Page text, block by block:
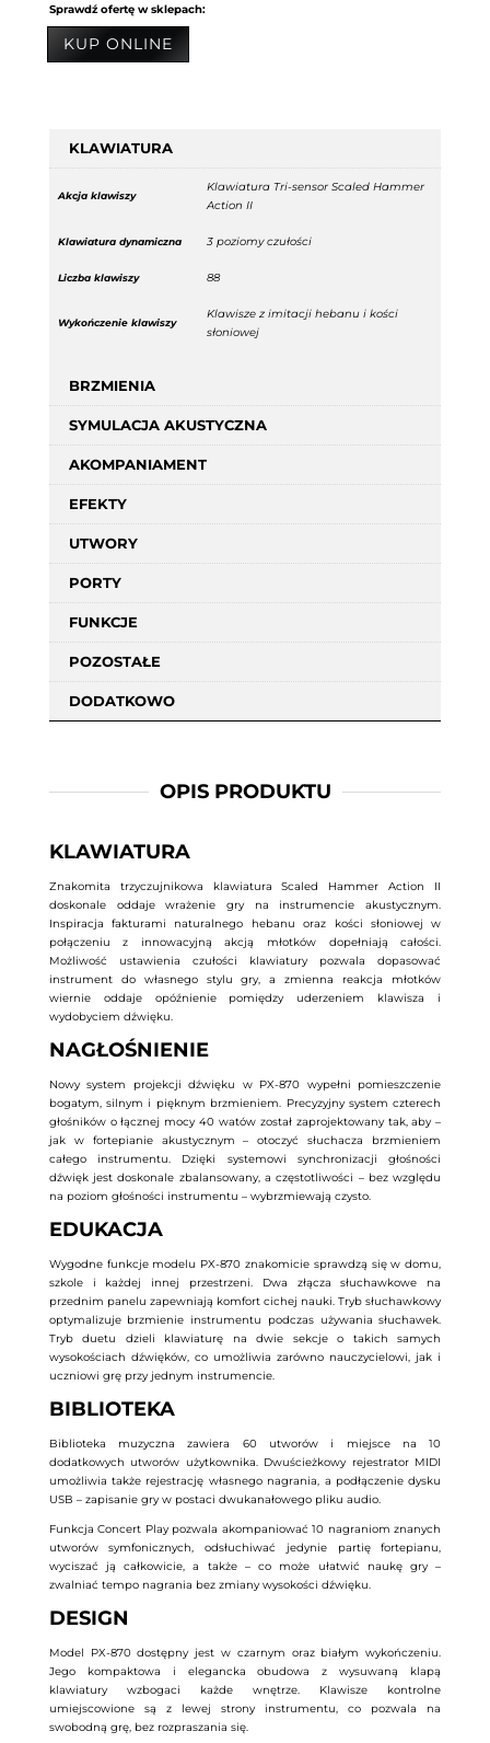
Sprawdź ofertę w sklepach:
KUP ONLINE
KLAWIATURA
Akcja klawiszy
Klawiatura Tri-sensor Scaled Hammer
Action II
Klawiatura dynamiczna 3 poziomy czułości
Liczba klawiszy 88
Wykończenie klawiszy
Klawisze z imitacji hebanu i kości
słoniowej
BRZMIENIA
SYMULACJA AKUSTYCZNA
AKOMPANIAMENT
EFEKTY
UTWORY
PORTY
FUNKCJE
POZOSTAŁE
DODATKOWO
OPIS PRODUKTU
KLAWIATURA
Znakomita trzyczujnikowa klawiatura Scaled Hammer Action II
doskonale oddaje wrażenie gry na instrumencie akustycznym.
Inspiracja fakturami naturalnego hebanu oraz kości słoniowej w
połączeniu z innowacyjną akcją młotków dopełniają całości.
Możliwość ustawienia czułości klawiatury pozwala dopasować
instrument do własnego stylu gry, a zmienna reakcja młotków
wiernie oddaje opóźnienie pomiędzy uderzeniem klawisza i
wydobyciem dźwięku.
NAGŁOŚNIENIE
Nowy system projekcji dźwięku w PX-870 wypełni pomieszczenie
bogatym, silnym i pięknym brzmieniem. Precyzyjny system czterech
głośników o łącznej mocy 40 watów został zaprojektowany tak, aby –
jak w fortepianie akustycznym – otoczyć słuchacza brzmieniem
całego instrumentu. Dzięki systemowi synchronizacji głośności
dźwięk jest doskonale zbalansowany, a częstotliwości – bez względu
na poziom głośności instrumentu – wybrzmiewają czysto.
EDUKACJA
Wygodne funkcje modelu PX-870 znakomicie sprawdzą się w domu,
szkole i każdej innej przestrzeni. Dwa złącza słuchawkowe na
przednim panelu zapewniają komfort cichej nauki. Tryb słuchawkowy
optymalizuje brzmienie instrumentu podczas używania słuchawek.
Tryb duetu dzieli klawiaturę na dwie sekcje o takich samych
wysokościach dźwięków, co umożliwia zarówno nauczycielowi, jak i
uczniowi grę przy jednym instrumencie.
BIBLIOTEKA
Biblioteka muzyczna zawiera 60 utworów i miejsce na 10
dodatkowych utworów użytkownika. Dwuścieżkowy rejestrator MIDI
umożliwia także rejestrację własnego nagrania, a podłączenie dysku
USB – zapisanie gry w postaci dwukanałowego pliku audio.
Funkcja Concert Play pozwala akompaniować 10 nagraniom znanych
utworów symfonicznych, odsłuchiwać jedynie partię fortepianu,
wyciszać ją całkowicie, a także – co może ułatwić naukę gry –
zwalniać tempo nagrania bez zmiany wysokości dźwięku.
DESIGN
Model PX-870 dostępny jest w czarnym oraz białym wykończeniu.
Jego kompaktowa i elegancka obudowa z wysuwaną klapą
klawiatury wzbogaci każde wnętrze. Klawisze kontrolne
umiejscowione są z lewej strony instrumentu, co pozwala na
swobodną grę, bez rozpraszania się.